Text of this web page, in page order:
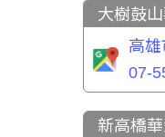
大樹鼓
高
07-
新高橋